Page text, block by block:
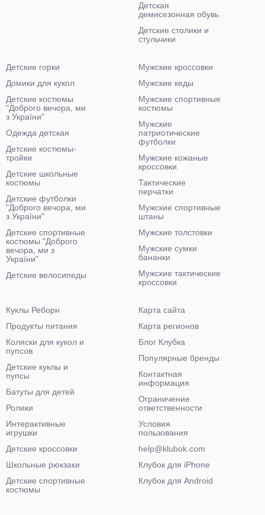
Детская
демисезонная обувь
Детские столики и
стульчики
Детские горки
Домики для кукол
Детские костюмы
"Доброго вечора, ми
з України"
Одежда детская
Детские костюмы-
тройки
Детские школьные
костюмы
Детские футболки
"Доброго вечора, ми
з України"
Детские спортивные
костюмы "Доброго
вечора, ми з
України"
Детские велосипеды
Мужские кроссовки
Мужские кеды
Мужские спортивные
костюмы
Мужские
патриотические
футболки
Мужские кожаные
кроссовки
Тактические
перчатки
Мужские спортивные
штаны
Мужские толстовки
Мужские сумки
бананки
Мужские тактические
кроссовки
Куклы Реборн
Продукты питания
Коляски для кукол и
пупсов
Детские куклы и
пупсы
Батуты для детей
Ролики
Интерактивные
игрушки
Детские кроссовки
Школьные рюкзаки
Детские спортивные
костюмы
Карта сайта
Карта регионов
Блог Клубка
Популярные бренды
Контактная
информация
Ограничение
ответственности
Условия
пользования
help@klubok.com
Клубок для iPhone
Клубок для Android